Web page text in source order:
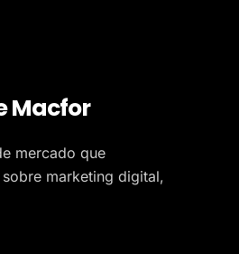
Macfor
mercado que
marketing digital,